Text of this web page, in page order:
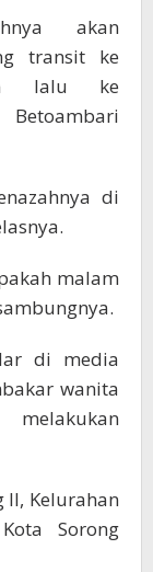
akan
transit ke
lalu ke
di
malam
di media
wanita
II, Kelurahan
Sorong